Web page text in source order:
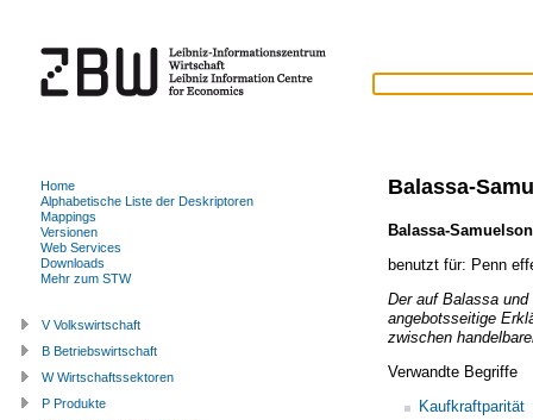
Balassa-
Balassa-
benutzt für: Penn
Der auf Balassa
angebotsseitige
zwischen
Verwandte Begriffe
Kaufkraftparität
Home
Alphabetische Liste der Deskriptoren
Mappings
Versionen
Web Services
Downloads
Mehr zum STW
V Volkswirtschaft
B Betriebswirtschaft
W Wirtschaftssektoren
P Produkte